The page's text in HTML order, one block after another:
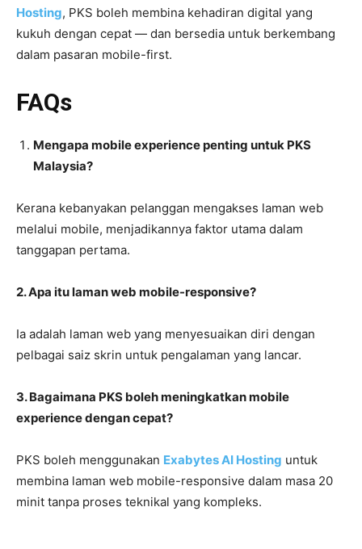
Hosting, PKS boleh membina kehadiran digital yang
kukuh dengan cepat — dan bersedia untuk berkembang
dalam pasaran mobile-first.
FAQs
Mengapa mobile experience penting untuk PKS
Malaysia?
Kerana kebanyakan pelanggan mengakses laman web
melalui mobile, menjadikannya faktor utama dalam
tanggapan pertama.
2. Apa itu laman web mobile-responsive?
Ia adalah laman web yang menyesuaikan diri dengan
pelbagai saiz skrin untuk pengalaman yang lancar.
3. Bagaimana PKS boleh meningkatkan mobile
experience dengan cepat?
PKS boleh menggunakan Exabytes AI Hosting untuk
membina laman web mobile-responsive dalam masa 20
minit tanpa proses teknikal yang kompleks.